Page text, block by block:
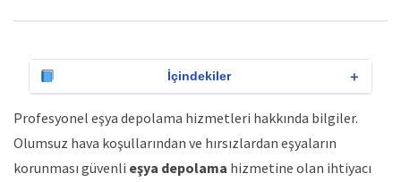
İçindekiler ＋
Profesyonel eşya depolama hizmetleri hakkında bilgiler.
Olumsuz hava koşullarından ve hırsızlardan eşyaların
korunması güvenli eşya depolama hizmetine olan ihtiyacı